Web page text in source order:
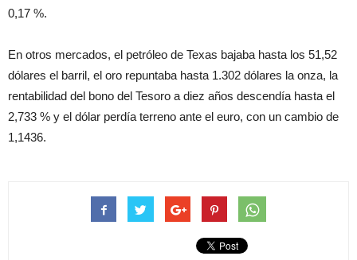
0,17 %.
En otros mercados, el petróleo de Texas bajaba hasta los 51,52
dólares el barril, el oro repuntaba hasta 1.302 dólares la onza, la
rentabilidad del bono del Tesoro a diez años descendía hasta el
2,733 % y el dólar perdía terreno ante el euro, con un cambio de
1,1436.